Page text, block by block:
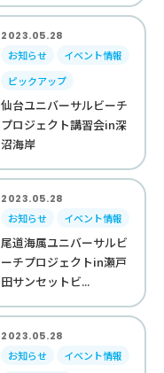
2023.05.28
お知らせ
イベント情報
ピックアップ
仙台ユニバーサルビーチ
プロジェクト講習会in深
沼海岸
2023.05.28
お知らせ
イベント情報
尾道海属ユニバーサルビ
ーチプロジェクトin瀬戸
田サンセットビ...
2023.05.28
お知らせ
イベント情報